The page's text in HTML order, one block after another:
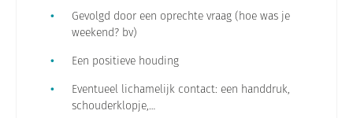
Gevolgd door een oprechte vraag (hoe was je
weekend? bv)
Een positieve houding
Eventueel lichamelijk contact: een handdruk,
schouderklopje,…